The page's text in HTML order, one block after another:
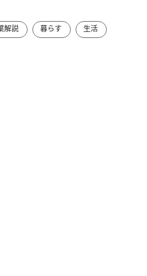
解説 暮らす 生活